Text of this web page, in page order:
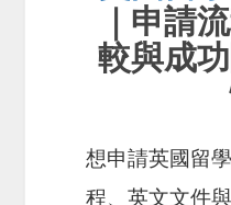
｜申請
較與成
想申請英國留
程、英文文件